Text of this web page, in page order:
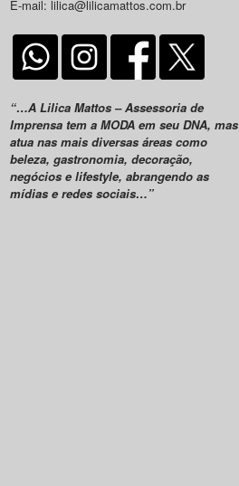
E-mail: lilica@lilicamattos.com.br
“…A Lilica Mattos – Assessoria de
Imprensa tem a MODA em seu DNA, mas
atua nas mais diversas áreas como
beleza, gastronomia, decoração,
negócios e lifestyle, abrangendo as
mídias e redes sociais…”